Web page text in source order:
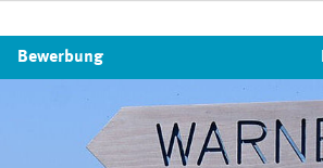
Bewerbung